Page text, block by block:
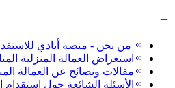
من نحن - منصة أيادي
استعراض العمالة المنزلية
مقالات ونصائح عن العمالة
الأسئلة الشائعة حول استقدام